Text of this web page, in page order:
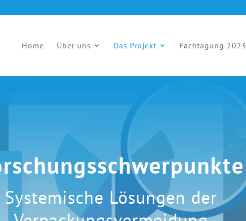
Home Über uns Das Projekt Fachtagung 2023
Systemische Lösungen der